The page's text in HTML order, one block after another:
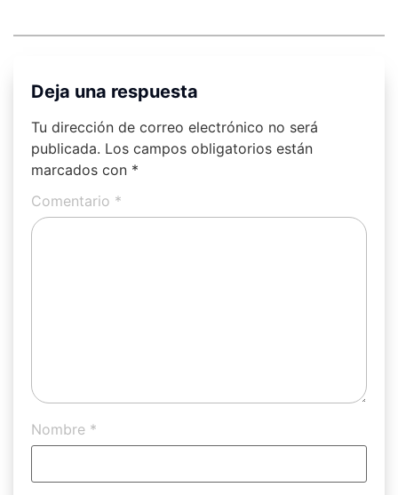
Deja una respuesta
Tu dirección de correo electrónico no será
publicada. Los campos obligatorios están
marcados con *
Comentario *
Nombre *